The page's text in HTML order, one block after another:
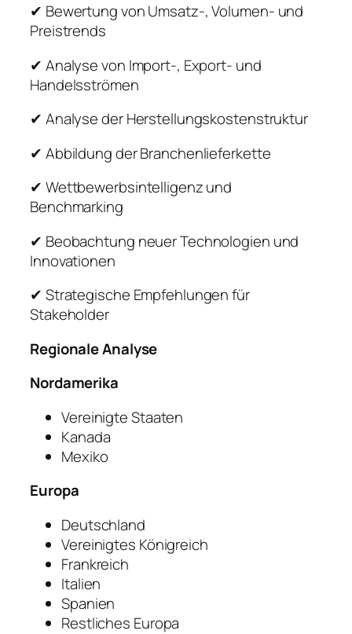
✔ Bewertung von Umsatz-, Volumen- und
Preistrends
✔ Analyse von Import-, Export- und
Handelsströmen
✔ Analyse der Herstellungskostenstruktur
✔ Abbildung der Branchenlieferkette
✔ Wettbewerbsintelligenz und
Benchmarking
✔ Beobachtung neuer Technologien und
Innovationen
✔ Strategische Empfehlungen für
Stakeholder
Regionale Analyse
Nordamerika
Vereinigte Staaten
Kanada
Mexiko
Europa
Deutschland
Vereinigtes Königreich
Frankreich
Italien
Spanien
Restliches Europa